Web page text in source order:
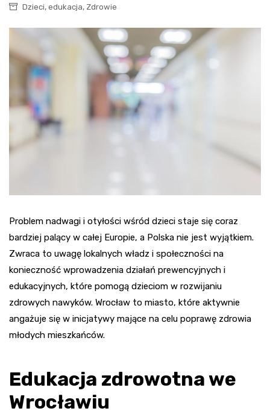
Dzieci, edukacja, Zdrowie
Problem nadwagi i otyłości wśród dzieci staje się coraz
bardziej palący w całej Europie, a Polska nie jest wyjątkiem.
Zwraca to uwagę lokalnych władz i społeczności na
konieczność wprowadzenia działań prewencyjnych i
edukacyjnych, które pomogą dzieciom w rozwijaniu
zdrowych nawyków. Wrocław to miasto, które aktywnie
angażuje się w inicjatywy mające na celu poprawę zdrowia
młodych mieszkańców.
Edukacja zdrowotna we
Wrocławiu